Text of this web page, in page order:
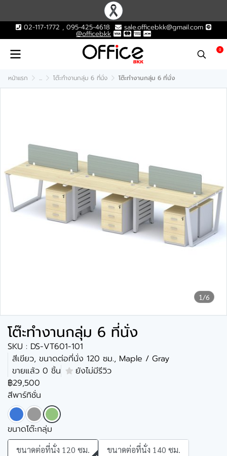
02-117-1772 , 095-425-4618 sale.officebkk@gmail.com
@officebkk
0
หน้าแรก ... โต๊ะทำงานกลุ่ม 6 ที่นั่ง โต๊ะทำงานกลุ่ม 6 ที่นั่ง
1/6
โต๊ะทำงานกลุ่ม 6 ที่นั่ง
SKU : DS-VT601-101
สีเขียว, ขนาดต่อที่นั่ง 120 ซม., Maple / Gray
ขายแล้ว 0 ชิ้น
ยังไม่มีรีวิว
฿29,500
สีพาร์ทิชั่น
ขนาดโต๊ะกลุ่ม
ขนาดต่อที่นั่ง 120 ซม. ขนาดต่อที่นั่ง 140 ซม.